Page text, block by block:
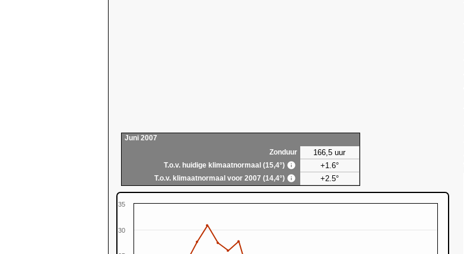
Juni 2007
Zonduur
166,5 uur
T.o.v. huidige klimaatnormaal (15,4°) +1.6°
T.o.v. klimaatnormaal voor 2007 (14,4°) +2.5°
30
35